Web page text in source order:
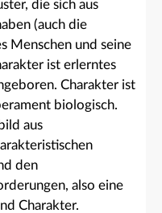
die sich aus
(auch die
Menschen und seine
ist erlerntes
Charakter ist
biologisch.
aus
den
also eine
Charakter.